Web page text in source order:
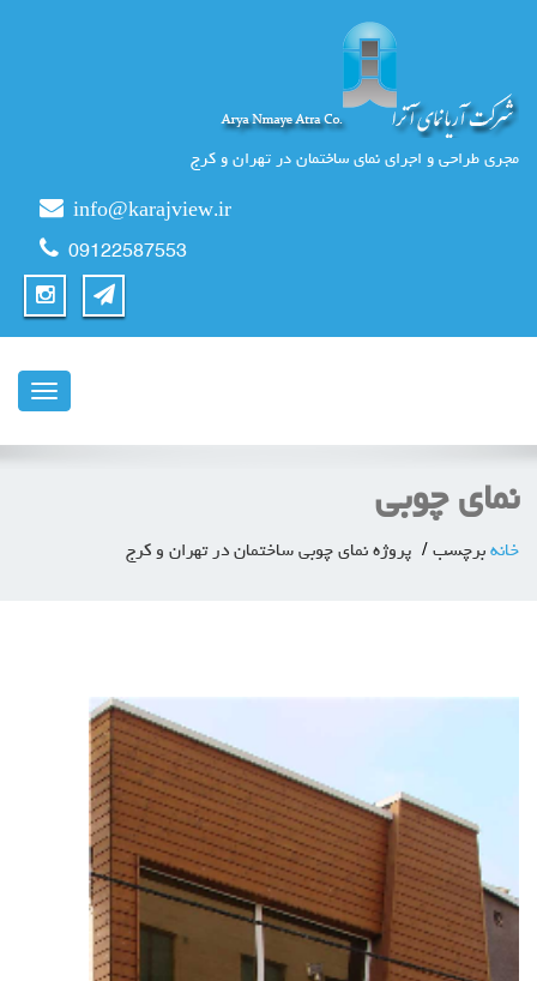
مجری طراحی و اجرای نمای ساختمان در تهران و کرج
info@karajview.ir
09122587553
ناوبری
نمای چوبی
خانه برچسب پروژه نمای چوبی ساختمان در تهران و کرج